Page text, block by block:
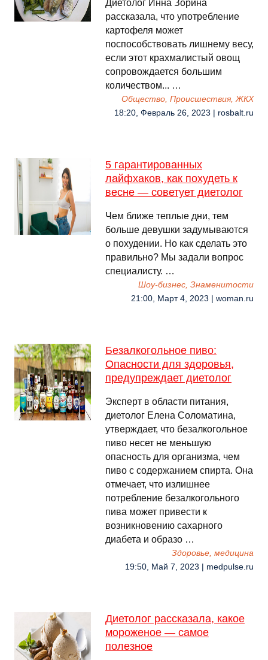
Диетолог Инна Зорина
рассказала, что употребление
картофеля может
поспособствовать лишнему весу,
если этот крахмалистый овощ
сопровождается большим
количеством... …
Общество, Происшествия, ЖКХ
18:20, Февраль 26, 2023 | rosbalt.ru
5 гарантированных
лайфхаков, как похудеть к
весне — советует диетолог
Чем ближе теплые дни, тем
больше девушки задумываются
о похудении. Но как сделать это
правильно? Мы задали вопрос
специалисту. …
Шоу-бизнес, Знаменитости
21:00, Март 4, 2023 | woman.ru
Безалкогольное пиво:
Опасности для здоровья,
предупреждает диетолог
Эксперт в области питания,
диетолог Елена Соломатина,
утверждает, что безалкогольное
пиво несет не меньшую
опасность для организма, чем
пиво с содержанием спирта. Она
отмечает, что излишнее
потребление безалкогольного
пива может привести к
возникновению сахарного
диабета и образо …
Здоровье, медицина
19:50, Май 7, 2023 | medpulse.ru
Диетолог рассказала, какое
мороженое — самое
полезное